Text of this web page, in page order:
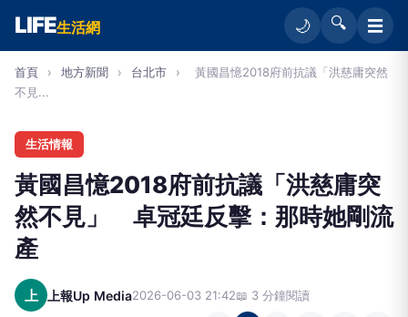
LIFE生活網 🌙 🔍 ☰
首頁 › 地方新聞 › 台北市 ›
黃國昌憶2018府前抗議「洪慈庸突然
不見...
生活情報
黃國昌憶2018府前抗議「洪慈庸突
然不見」 卓冠廷反擊：那時她剛流
產
上 上報Up Media2026-06-03 21:42📖 3 分鐘閱讀